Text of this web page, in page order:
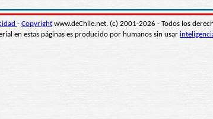
- Copyright www.deChile.net. (c) 2001-2026 - Todos los
en estas páginas es producido por humanos sin usar